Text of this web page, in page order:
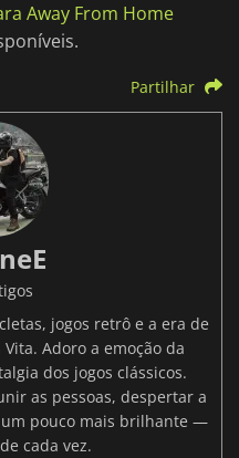
Away From Home
Partilhar
jogos retrô e a era de
Adoro a emoção da
dos jogos clássicos.
as pessoas, despertar a
pouco mais brilhante —
cada vez.